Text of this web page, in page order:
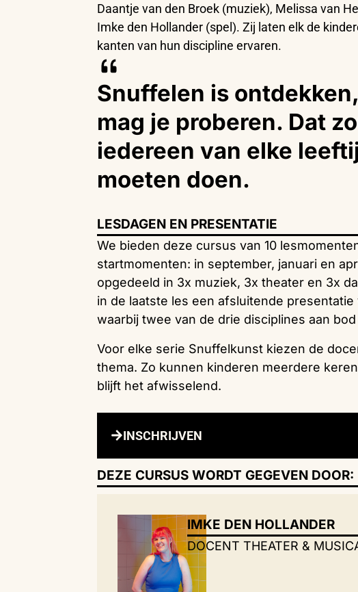
Daantje van den Broek (muziek), Melissa van
Imke den Hollander (spel). Zij laten elk de
kanten van hun discipline ervaren.
Snuffelen is
mag je proberen. Dat
iedereen van elke
moeten doen.
LESDAGEN EN PRESENTATIE
We bieden deze cursus van 10
startmomenten: in september, januari en
opgedeeld in 3x muziek, 3x theater en 3x
in de laatste les een afsluitende
waarbij twee van de drie disciplines aan
Voor elke serie Snuffelkunst kiezen de
thema. Zo kunnen kinderen meerdere
blijft het afwisselend.
INSCHRIJVEN
DEZE CURSUS WORDT GEGEVEN DOOR:
IMKE DEN HOLLANDER
DOCENT THEATER &